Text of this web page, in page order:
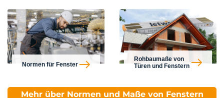
Normen für Fenster
Rohbaumaße von
Türen und Fenstern
Mehr über Normen und Maße von Fenstern